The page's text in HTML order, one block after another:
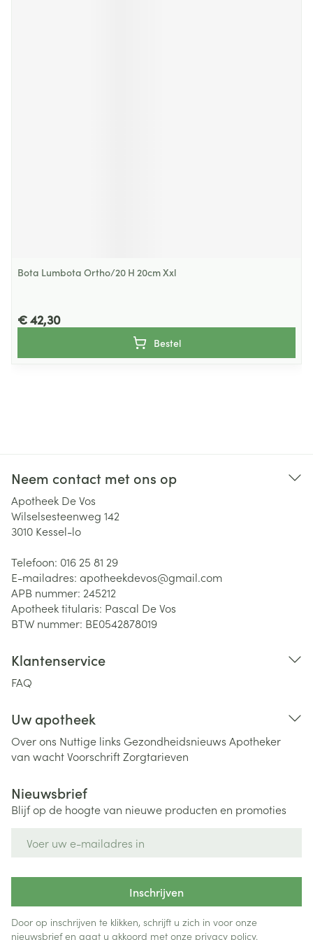
Bota Lumbota Ortho/20 H 20cm Xxl
€ 42,30
Bestel
Neem contact met ons op
Apotheek De Vos
Wilselsesteenweg 142
3010 Kessel-lo
Telefoon: 016 25 81 29
E-mailadres: apotheekdevos@gmail.com
APB nummer: 245212
Apotheek titularis: Pascal De Vos
BTW nummer: BE0542878019
Klantenservice
FAQ
Uw apotheek
Over ons Nuttige links Gezondheidsnieuws Apotheker
van wachtVoorschriftZorgtarieven
Nieuwsbrief
Blijf op de hoogte van nieuwe producten en promoties
Inschrijven
Door op inschrijven te klikken, schrijft u zich in voor onze
nieuwsbrief en gaat u akkoord met onze privacy policy.